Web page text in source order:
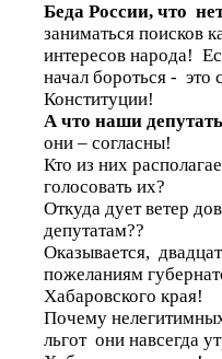
Беда России, что
заниматься поисков
интересов народа!
начал бороться -
Конституции!
А что наши
они – согласны!
Кто из них
голосовать их?
Откуда дует ветер
депутатам??
Оказывается,
пожеланиям
Хабаровского края!
Почему
льгот они навсегда